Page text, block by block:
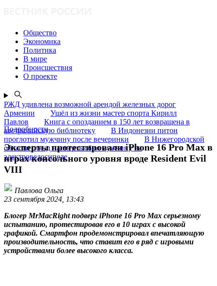
Общество
Экономика
Политика
В мире
Происшествия
О проекте
РЖД удивлена возможной арендой железных дорог
Армении
Ушёл из жизни мастер спорта Кирилл
Павлов
Книга с опозданием в 150 лет возвращена в
австралийскую библиотеку
В Индонезии питон
проглотил мужчину после вечеринки
В Нижегородской
области поезд насмерть сбил мужчину на
электровелосипеде
Подробности
Эксперты протестировали iPhone 16 Pro Max в
играх консольного уровня вроде Resident Evil
VIII
Павлова Ольга
23 сентября 2024, 13:43
Блогер MrMacRight подверг iPhone 16 Pro Max серьезному
испытанию, протестировав его в 10 играх с высокой
графикой. Смартфон продемонстрировал впечатляющую
производительность, что ставит его в ряд с игровыми
устройствами более высокого класса.